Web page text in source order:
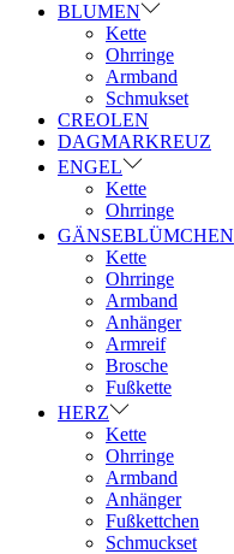
BLUMEN
Kette
Ohrringe
Armband
Schmukset
CREOLEN
DAGMARKREUZ
ENGEL
Kette
Ohrringe
GÄNSEBLÜMCHEN
Kette
Ohrringe
Armband
Anhänger
Armreif
Brosche
Fußkette
HERZ
Kette
Ohrringe
Armband
Anhänger
Fußkettchen
Schmuckset